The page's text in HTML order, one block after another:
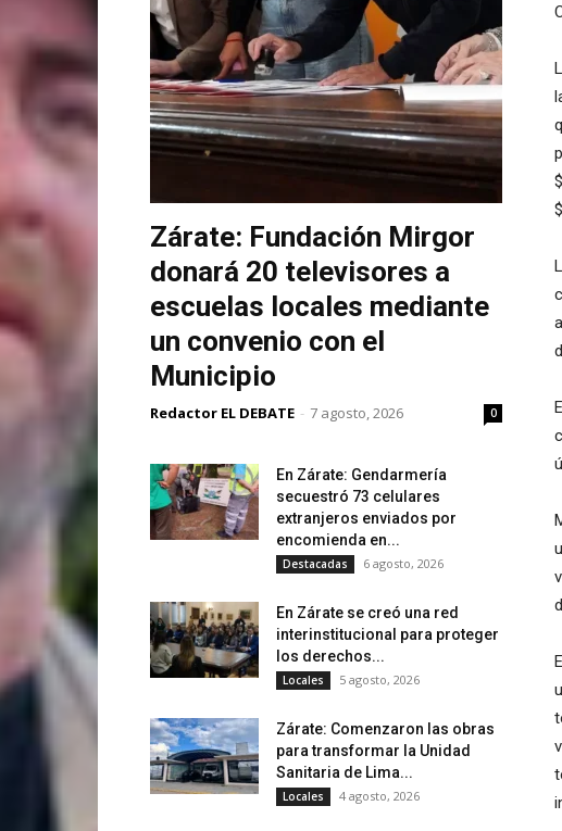
Zárate: Fundación Mirgor
donará 20 televisores a
escuelas locales mediante
un convenio con el
Municipio
Redactor EL DEBATE - 7 agosto, 2026 0
En Zárate: Gendarmería
secuestró 73 celulares
extranjeros enviados por
encomienda en...
Destacadas 6 agosto, 2026
En Zárate se creó una red
interinstitucional para proteger
los derechos...
Locales 5 agosto, 2026
Zárate: Comenzaron las obras
para transformar la Unidad
Sanitaria de Lima...
Locales 4 agosto, 2026